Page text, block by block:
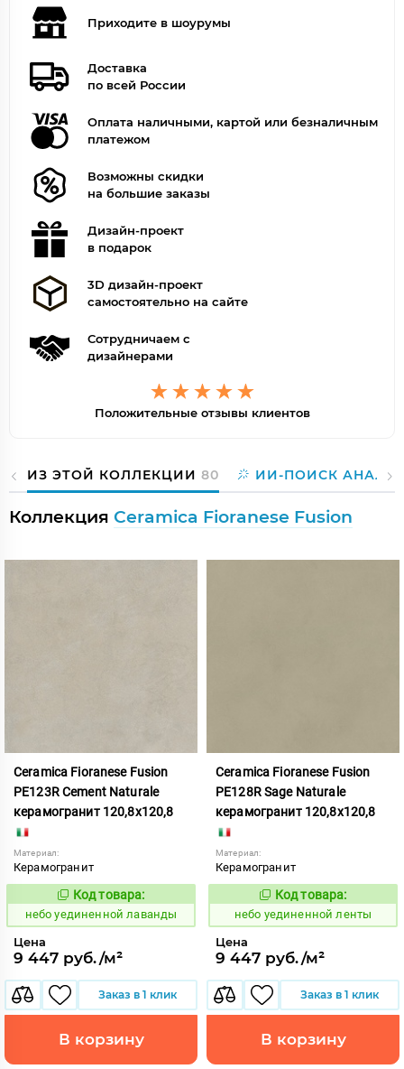
Приходите в шоурумы
Доставка
по всей России
Оплата наличными, картой или безналичным
платежом
Возможны скидки
на большие заказы
Дизайн-проект
в подарок
3D дизайн-проект
самостоятельно на сайте
Сотрудничаем с
дизайнерами
Положительные отзывы клиентов
ИЗ ЭТОЙ КОЛЛЕКЦИИ 80 ИИ-ПОИСК
Коллекция Ceramica Fioranese Fusion
Ceramica Fioranese Fusion
PE123R Cement Naturale
керамогранит 120,8x120,8
Материал:
Керамогранит
1122916
Код товара:
небо уединенной лаванды
Цена
9 447 руб./м²
Заказ в 1 клик
В корзину
Ceramica Fioranese Fusion
PE128R Sage Naturale
керамогранит 120,8x120,8
Материал:
Керамогранит
1122918
Код товара:
небо уединенной ленты
Цена
9 447 руб./м²
Заказ в 1 клик
В корзину